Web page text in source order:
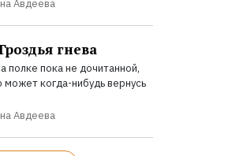
Авдеева
гнева
полке пока не дочитанной,
может когда-нибудь вернусь
Авдеева